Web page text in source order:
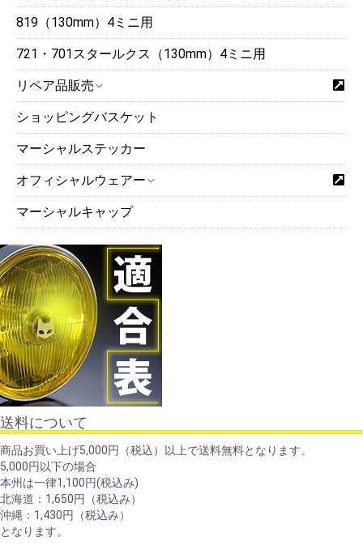
819（130mm）4ミニ用
721・701スタールクス（130mm）4ミニ用
リペア品販売
ショッピングバスケット
マーシャルステッカー
オフィシャルウェアー
マーシャルキャップ
送料について
商品お買い上げ5,000円（税込）以上で送料無料となります。
5,000円以下の場合
本州は一律1,100円(税込み)
北海道：1,650円（税込み）
沖縄：1,430円（税込み）
となります。